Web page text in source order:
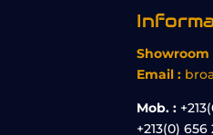
Showroom
Email :
Mob. :
+213(0)